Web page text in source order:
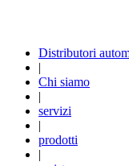
Distributori
|
Chi siamo
|
servizi
|
prodotti
|